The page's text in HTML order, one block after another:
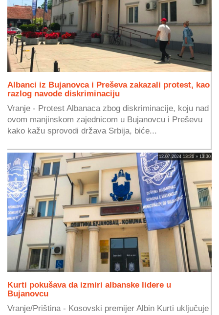
Albanci iz Bujanovca i Preševa zakazali protest, kao
razlog navode diskriminaciju
Vranje - Protest Albanaca zbog diskriminacije, koju nad
ovom manjinskom zajednicom u Bujanovcu i Preševu
kako kažu sprovodi država Srbija, biće...
12.07.2024 13:26 » 13:30
Kurti pokušava da izmiri albanske lidere u
Bujanovcu
Vranje/Priština - Kosovski premijer Albin Kurti uključuje